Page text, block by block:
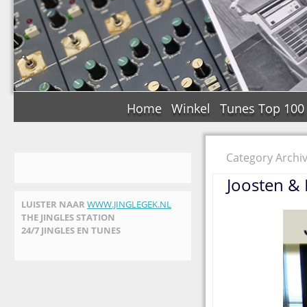
Home Winkel Tunes Top 100
LUISTER NAAR WWW.JINGLEGEK.NL
THE JINGLES STATION
24/7 JINGLES EN TUNES
Category
Joosten